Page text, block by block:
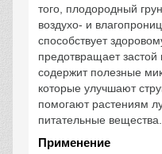
того, плодородный
воздухо- и
способствует
предотвращает
содержит полезные
которые улучшают
помогают растениям
питательные вещества.
Применение